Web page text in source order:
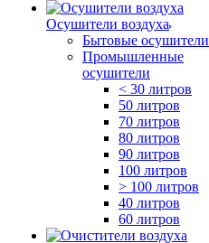
Осушители воздуха
Бытовые осушители
Промышленные
осушители
< 30 литров
50 литров
70 литров
80 литров
90 литров
100 литров
> 100 литров
40 литров
60 литров